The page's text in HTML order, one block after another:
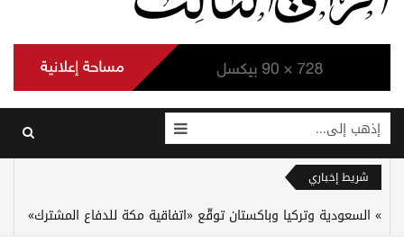
إذهب إلى...
شريط إخباري
السعودية وتركيا وباكستان توقّع «اتفاقية مكة للدفاع المشترك»